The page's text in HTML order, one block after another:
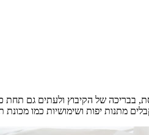
בבריכה של הקיבוץ ולעתים גם
מתנות יפות ושימושיות כמו